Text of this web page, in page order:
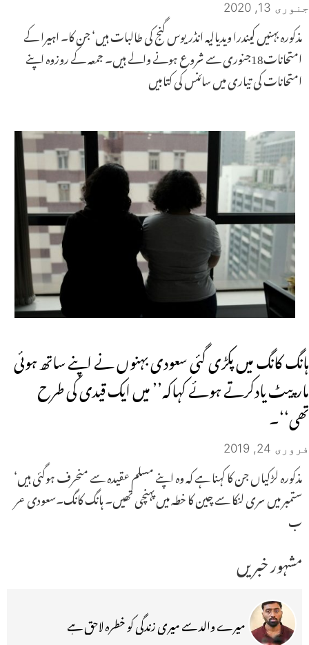
جنوری 13, 2020
مذکورہ بہنیں کیندرا ویدیالیہ انڈریوس گنج کی طالبات ہیں‘ جن کا۔ اہیرا کے
امتحانات18جنوری سے شروع ہونے والے ہیں۔ جمعہ کے روزوہ اپنے
امتحانات کی تیاری میں سائنس کی کتابیں
ہانگ کانگ میں پکڑی گئی سعودی بہنوں نے اپنے ساتھ ہوئی
مارپیٹ یادکرتے ہوئے کہاکہ’’ میں ایک قیدی کی طرح
تھی‘‘۔
فروری 24, 2019
مذکورہ لڑکیاں جن کا کہنا ہے کہ وہ اپنے مسلم عقیدہ سے منحرف ہوگئی ہیں‘
ستمبر میں سری لنکا سے چین کا خطہ میں پہنچی تھیں۔ ہانگ کانگ۔سعودی عر
ب
مشہور خبریں
میرے والد سے میری زندگی کو خطرہ لاحق ہے